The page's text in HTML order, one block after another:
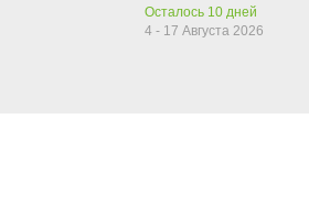
Осталось 10 дней
4 - 17 Августа 2026